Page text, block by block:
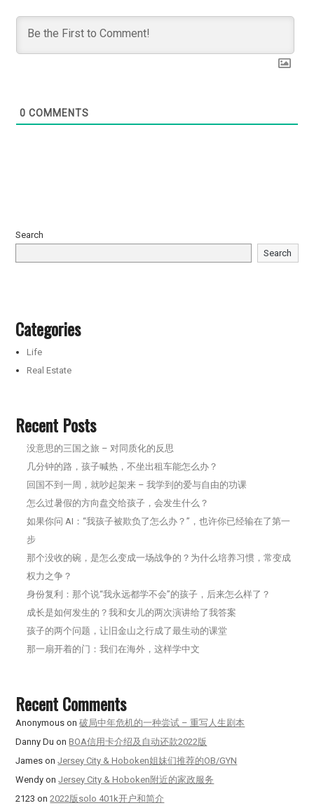
0 COMMENTS
Search
Search
Categories
Life
Real Estate
Recent Posts
没意思的三国之旅 – 对同质化的反思
几分钟的路，孩子喊热，不坐出租车能怎么办？
回国不到一周，就吵起架来 – 我学到的爱与自由的功课
怎么过暑假的方向盘交给孩子，会发生什么？
如果你问 AI：“我孩子被欺负了怎么办？”，也许你已经输在了第一
步
那个没收的碗，是怎么变成一场战争的？为什么培养习惯，常变成
权力之争？
身份复利：那个说“我永远都学不会”的孩子，后来怎么样了？
成长是如何发生的？我和女儿的两次演讲给了我答案
孩子的两个问题，让旧金山之行成了最生动的课堂
那一扇开着的门：我们在海外，这样学中文
Recent Comments
Anonymous on破局中年危机的一种尝试 – 重写人生剧本
Danny Du onBOA信用卡介绍及自动还款2022版
James onJersey City & Hoboken姐妹们推荐的OB/GYN
Wendy onJersey City & Hoboken附近的家政服务
2123 on2022版solo 401k开户和简介